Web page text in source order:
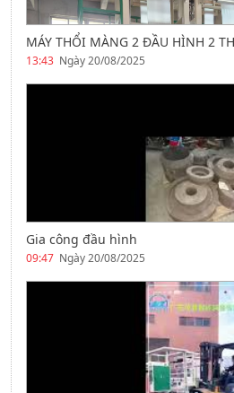
MÁY THỔI MÀNG 2 ĐẦU HÌNH 2
13:43 Ngày 20/08/2025
Gia công đầu hình
09:47 Ngày 20/08/2025